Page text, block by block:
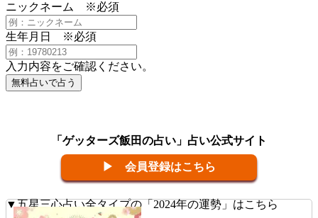
ニックネーム ※必須
生年月日 ※必須
入力内容をご確認ください。
無料占いで占う
「ゲッターズ飯田の占い」占い公式サイト
▶ 会員登録はこちら
▼五星三心占い全タイプの「2024年の運勢」はこちら